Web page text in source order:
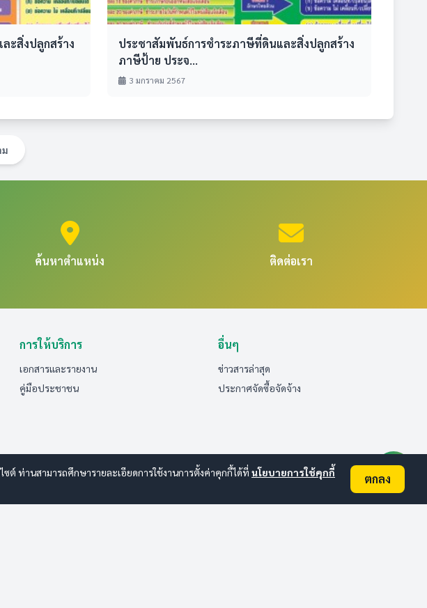
ะสิ่งปลูกสร้าง
ประชาสัมพันธ์การชำระภาษีที่ดินและสิ่งปลูกสร้าง
ภาษีป้าย ประจ...
3 มกราคม 2567
ค้นหาตำแหน่ง ติดต่อเรา
การให้บริการ
เอกสารและรายงาน
คู่มือประชาชน
อื่นๆ
ข่าวสารล่าสุด
ประกาศจัดซื้อจัดจ้าง
ท่านสามารถศึกษารายละเอียดการใช้งานการตั้งค่าคุกกี้ได้ที่ นโยบายการใช้คุกกี้
ตกลง